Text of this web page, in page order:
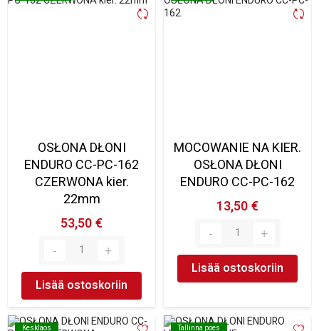
OSŁONA DŁONI
ENDURO CC-PC-162
CZERWONA kier.
22mm
53,50 €
Lisää ostoskoriin
MOCOWANIE NA KIER.
OSŁONA DŁONI
ENDURO CC-PC-162
13,50 €
Lisää ostoskoriin
Kesklaos
Kesklaos Tallinna poes
Tallinna poes